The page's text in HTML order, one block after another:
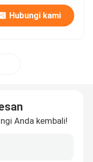
Hubungi kami
Anda kembali!